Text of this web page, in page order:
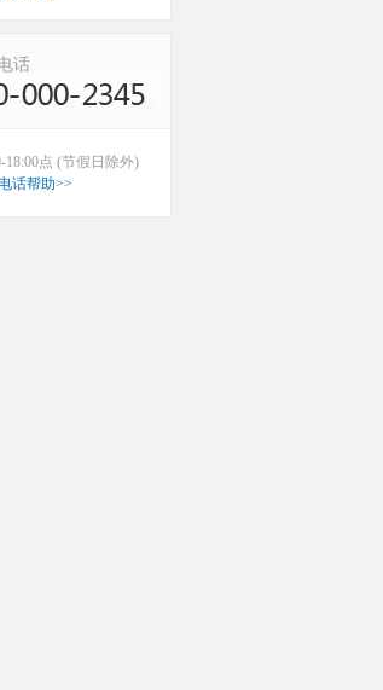
话
18:00点 (节假日除外)
话帮助>>